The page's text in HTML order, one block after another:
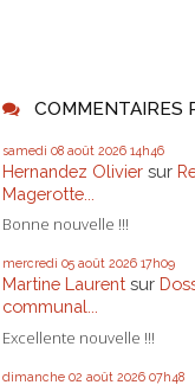
COMMENTAIRES
samedi 08 août 2026 14h46
Hernandez Olivier sur
Magerotte...
Bonne nouvelle !!!
mercredi 05 août 2026 17h09
Martine Laurentsur
communal...
Excellente nouvelle !!!
dimanche 02 août 2026 07h48